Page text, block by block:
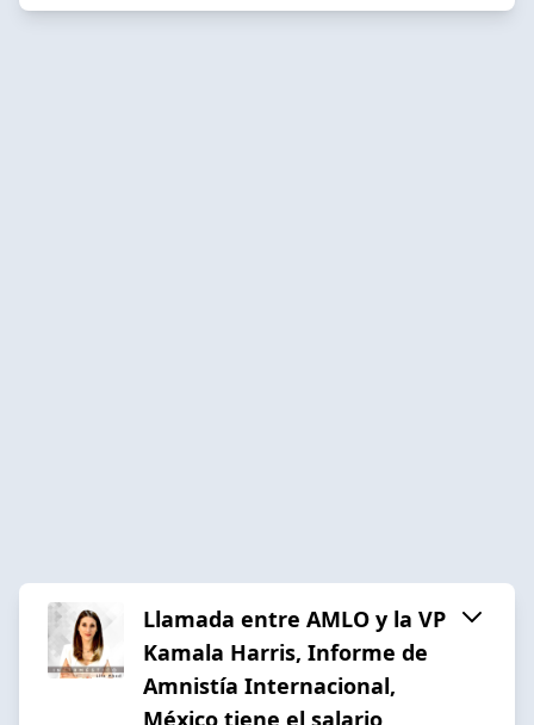
Llamada entre AMLO y la VP
Kamala Harris, Informe de
Amnistía Internacional,
México tiene el salario